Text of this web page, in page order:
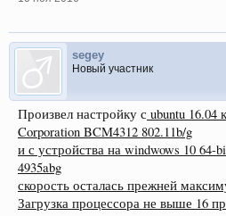
segey
Новый участник
Произвел настройку с ubuntu 16.04
Corporation BCM4312 802.11b/g
и с устройства на windwows 10 64-
4935abg
скорость осталась прежней
Загрузка процессора не выше 16